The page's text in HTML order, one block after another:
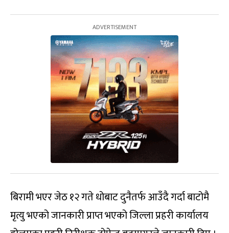
बिरामी भएर जेठ १२ गते धोबाट दुनैतर्फ आउँदै गर्दा बाटोमै
मृत्यु भएको जानकारी प्राप्त भएको जिल्ला प्रहरी कार्यालय